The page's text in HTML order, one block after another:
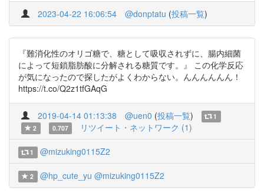
2023-04-22 16:06:54 @donptatu (投稿一覧)
『難消化性のオリゴ糖で、糖として吸収されずに、腸内細菌
によって短鎖脂肪酸に分解される糖質です。』 この化学反応
が気になったので探したがよくわからない。んんんんんん！
https://t.co/Q2z1tfGAqG
2019-04-14 01:13:38 @uen0 (投稿一覧)
1
2
0.707 リツイート・ネットワーク (1)
1 @mizuking0115Z2
2 @hp_cute_yu @mizuking0115Z2